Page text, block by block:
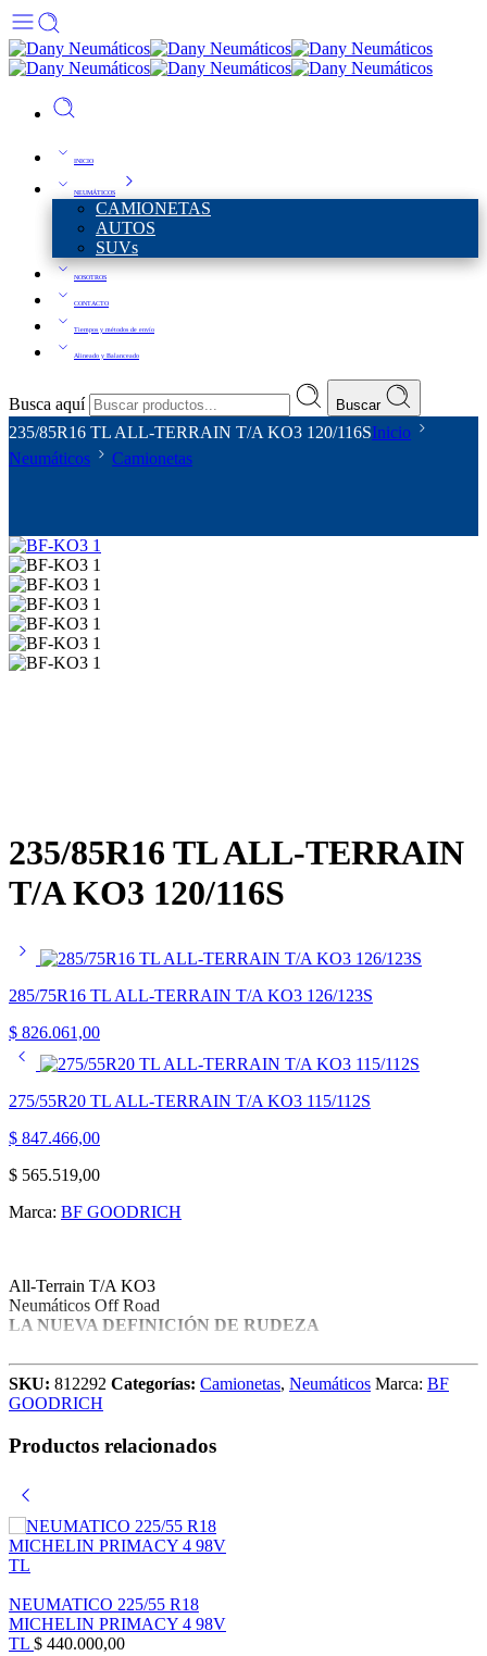
INICIO
NEUMÁTICOS
CAMIONETAS
AUTOS
SUVs
NOSOTROS
CONTACTO
Tiempos y métodos de envío
Alineado y Balanceado
Busca aquí Buscar
235/85R16 TL ALL-TERRAIN T/A KO3 120/116SInicio
Neumáticos
Camionetas
235/85R16 TL ALL-TERRAIN
T/A KO3 120/116S
285/75R16 TL ALL-TERRAIN T/A KO3 126/123S
$ 826.061,00
275/55R20 TL ALL-TERRAIN T/A KO3 115/112S
$ 847.466,00
$ 565.519,00
Marca: BF GOODRICH
All-Terrain T/A KO3
Neumáticos Off Road
LA NUEVA DEFINICIÓN DE RUDEZA
LA LLANTA TODO TERRENO MÁS RUDA CON NUEVA
TECNOLOGÍA LISTA PARA APLASTAR A LA
COMPETENCIA.
CONSTRUIDA PARA DURAR
DISEÑADA PARA SOBRESALIR
Nuevo compuesto de piso All-Terrain
Formulado para incrementar la duración de las llantas tanto en
BFGoodrich All-Terrain T/A KO3 brinda mayor rudeza y
resistencia a los costados que los competidores.
SKU: 812292 Categorías: Camionetas, Neumáticos Marca: BF
GOODRICH
Productos relacionados
NEUMATICO 225/55 R18
MICHELIN PRIMACY 4 98V
TL $ 440.000,00